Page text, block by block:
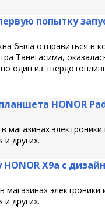
попытку
была отправиться в
Танегасима,
один из
HONOR
других.
X9a с
других.